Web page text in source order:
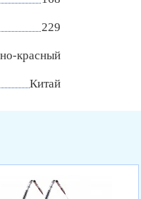
229
красный
Китай